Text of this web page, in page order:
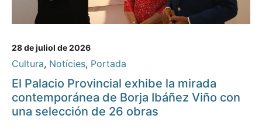
28 de juliol de 2026
Cultura, Notícies, Portada
El Palacio Provincial exhibe la mirada
contemporánea de Borja Ibáñez Viño con
una selección de 26 obras